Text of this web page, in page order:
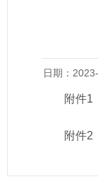
日期：
附件1
附件2